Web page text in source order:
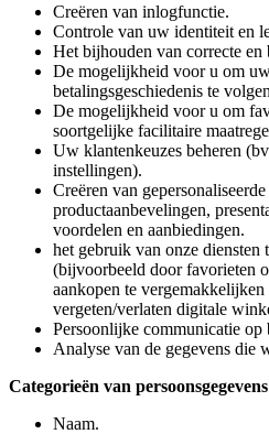
Creëren van inlogfunctie.
Controle van uw identiteit en
Het bijhouden van correcte
De mogelijkheid voor u om
betalingsgeschiedenis te
De mogelijkheid voor u om
soortgelijke facilitaire
Uw klantenkeuzes beheren
instellingen).
Creëren van
productaanbevelingen,
voordelen en aanbiedingen.
het gebruik van onze diensten
(bijvoorbeeld door favorieten
aankopen te
vergeten/verlaten digitale
Persoonlijke communicatie op
Analyse van de gegevens die
Categorieën van persoonsgegevens
Naam.